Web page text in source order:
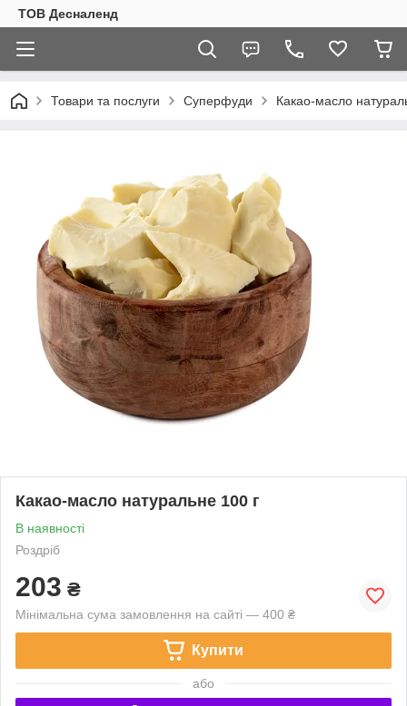
ТОВ Десналенд
Товари та послуги Суперфуди Какао-масло
Какао-масло натуральне 100 г
В наявності
Роздріб
203 ₴
Мінімальна сума замовлення на сайті — 400 ₴
Купити
або